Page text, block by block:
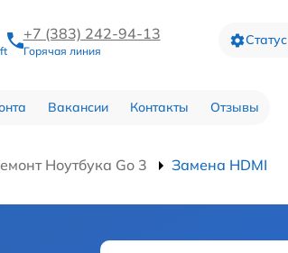
+7 (383) 242-94-13
Горячая линия
Вакансии Контакты Отзывы
Ноутбука Go 3 Замена HDMI